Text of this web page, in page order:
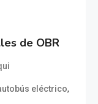
de OBR
eléctrico,